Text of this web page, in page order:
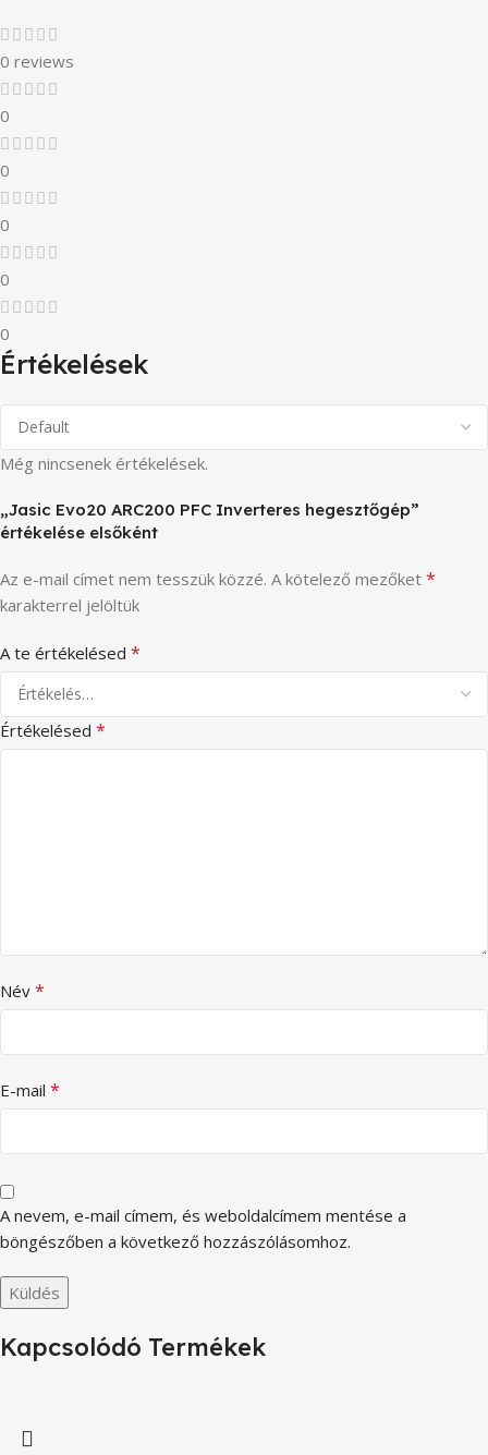
0 reviews
0
0
0
0
0
Értékelések
Még nincsenek értékelések.
„Jasic Evo20 ARC200 PFC Inverteres hegesztőgép”
értékelése elsőként
Az e-mail címet nem tesszük közzé. A kötelező mezőket *
karakterrel jelöltük
A te értékelésed *
Értékelésed *
Név *
E-mail *
A nevem, e-mail címem, és weboldalcímem mentése a
böngészőben a következő hozzászólásomhoz.
Kapcsolódó Termékek